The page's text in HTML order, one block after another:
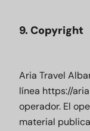
9. Copyright
Aria Travel
línea https://
operador. El
material